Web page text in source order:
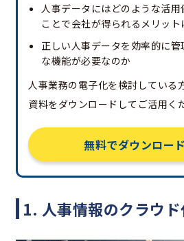
人事データにはどのような活
ことで会社が得られるメリット
正しい人事データを効率的に
な機能が必要なのか
人事業務の電子化を検討している
資料をダウンロードしてご活用く
無料でダウンロー
1. 人事情報のクラウ